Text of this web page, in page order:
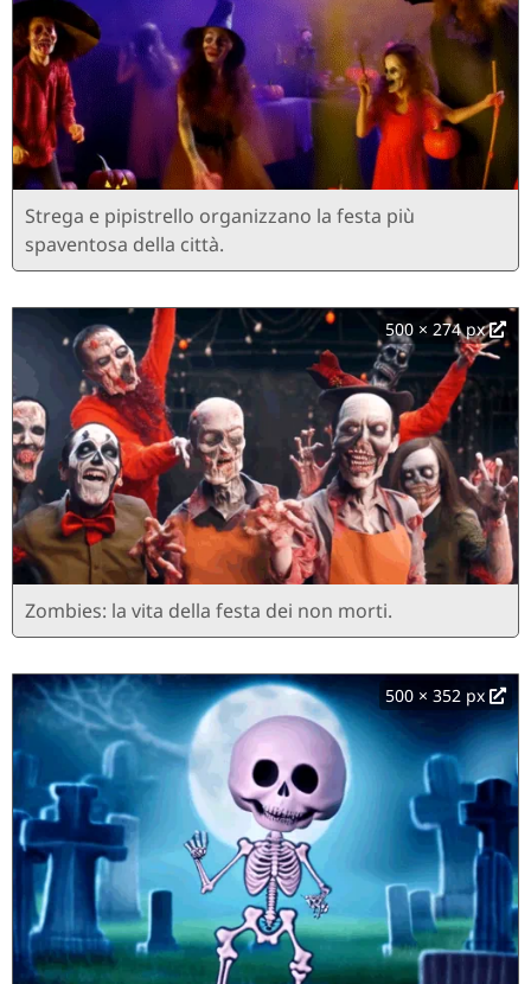
Strega e pipistrello organizzano la festa più
spaventosa della città.
500 × 274 px
Zombies: la vita della festa dei non morti.
500 × 352 px